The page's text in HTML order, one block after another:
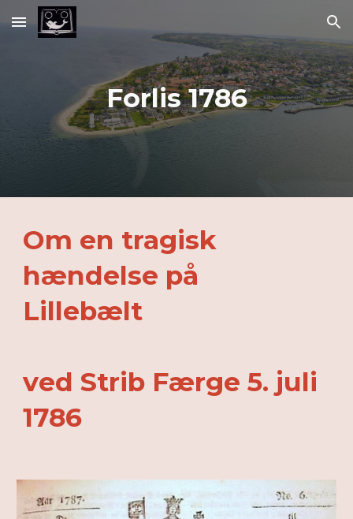
Skip to main content Skip to navigation
Forlis 1786
Om en tragisk
hændelse på
Lillebælt
ved Strib Færge 5. juli
1786